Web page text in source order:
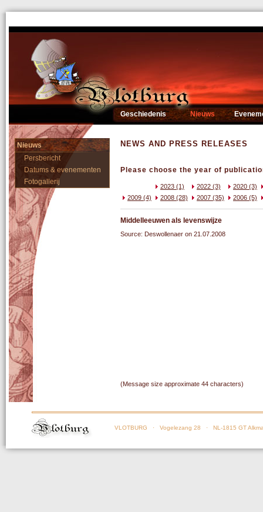
Geschiedenis Nieuws
Nieuws
Persbericht
Datums & evenementen
Fotogallerij
NEWS AND PRESS RELEASES
Please choose the year of
2023 (1) 2022 (3)
2020 (3)
2009 (4)
2008 (28) 2007 (35) 2006 (5)
Middelleeuwen als levenswijze
Source: Deswollenaer on 21.07.2008
(Message size approximate 44 characters)
VLOTBURG · Vogelezang 28 · NL-1815 GT